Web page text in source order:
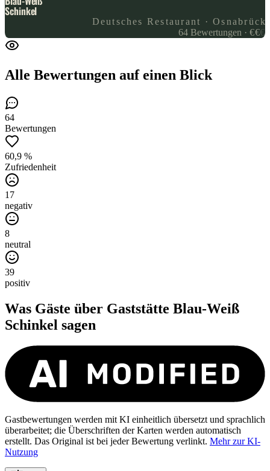
Schinkel
Deutsches Restaurant · Osnabrück
64 Bewertungen ·€€€
Alle Bewertungen auf einen Blick
64
Bewertungen
60,9 %
Zufriedenheit
17
negativ
8
neutral
39
positiv
Was Gäste über Gaststätte Blau-Weiß
Schinkel sagen
Gastbewertungen werden mit KI einheitlich übersetzt und sprachlich
überarbeitet; die Überschriften der Karten werden automatisch
erstellt. Das Original ist bei jeder Bewertung verlinkt. Mehr zur KI-
Nutzung